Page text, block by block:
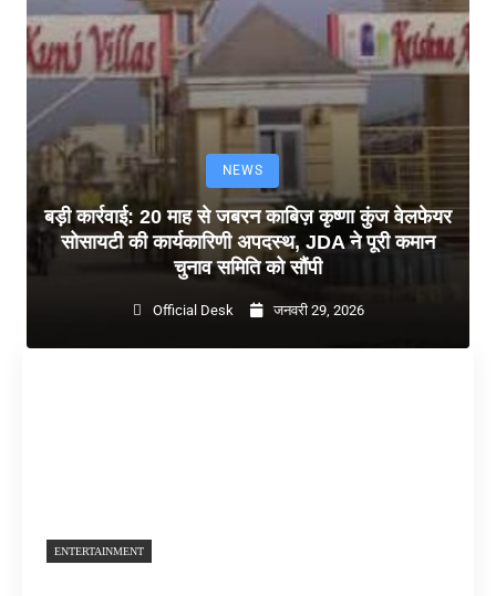
NEWS
बड़ी कार्रवाई: 20 माह से जबरन काबिज़ कृष्णा कुंज वेलफेयर
सोसायटी की कार्यकारिणी अपदस्थ, JDA ने पूरी कमान
चुनाव समिति को सौंपी
Official Desk जनवरी 29, 2026
ENTERTAINMENT